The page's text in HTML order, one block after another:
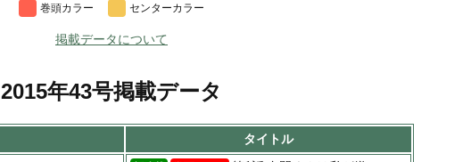
巻頭カラー センターカラー
掲載データについて
2015年43号掲載データ
タイトル